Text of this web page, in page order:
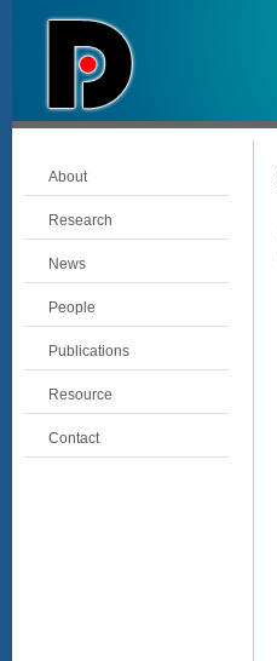
About
Research
News
People
Publications
Resource
Contact